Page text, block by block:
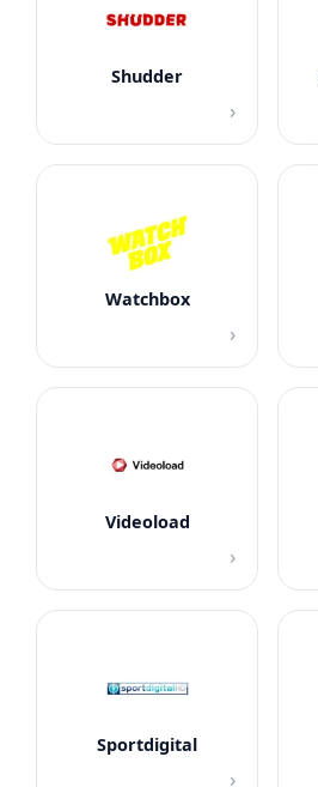
Shudder
›
Watchbox
›
Videoload
›
Sportdigital
›